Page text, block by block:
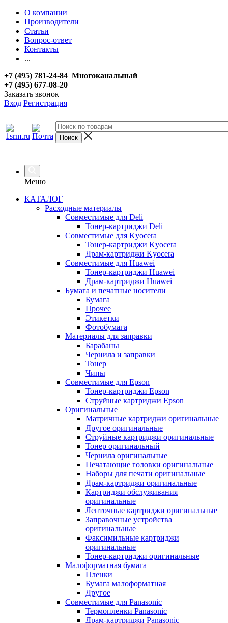
О компании
Производители
Статьи
Вопрос-ответ
Контакты
...
+7 (495) 781-24-84 Многоканальный
+7 (495) 677-08-20
Заказать звонок
Вход Регистрация
Меню
КАТАЛОГ
Расходные материалы
Совместимые для Deli
Тонер-картриджи Deli
Совместимые для Kyocera
Тонер-картриджи Kyocera
Драм-картриджи Kyocera
Совместимые для Huawei
Тонер-картриджи Huawei
Драм-картриджи Huawei
Бумага и печатные носители
Бумага
Прочее
Этикетки
Фотобумага
Материалы для заправки
Барабаны
Чернила и заправки
Тонер
Чипы
Совместимые для Epson
Тонер-картриджи Epson
Струйные картриджи Epson
Оригинальные
Матричные картриджи оригинальные
Другое оригинальные
Струйные картриджи оригинальные
Тонер оригинальный
Чернила оригинальные
Печатающие головки оригинальные
Наборы для печати оригинальные
Драм-картриджи оригинальные
Картриджи обслуживания
оригинальные
Ленточные картриджи оригинальные
Заправочные устройства
оригинальные
Факсимильные картриджи
оригинальные
Тонер-картриджи оригинальные
Малоформатная бумага
Пленки
Бумага малоформатная
Другое
Совместимые для Panasonic
Термопленки Panasonic
Драм-картриджи Panasonic